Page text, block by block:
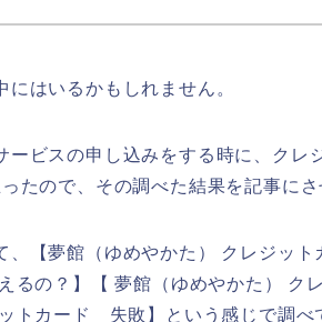
はいるかもしれません。
ビスの申し込みをする時に、クレ
たので、その調べた結果を記事にさ
、【夢館（ゆめやかた） クレジット
の？】【 夢館（ゆめやかた） ク
トカード 失敗】という感じで調べ